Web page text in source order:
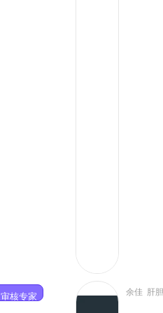
审核专家 余佳 肝